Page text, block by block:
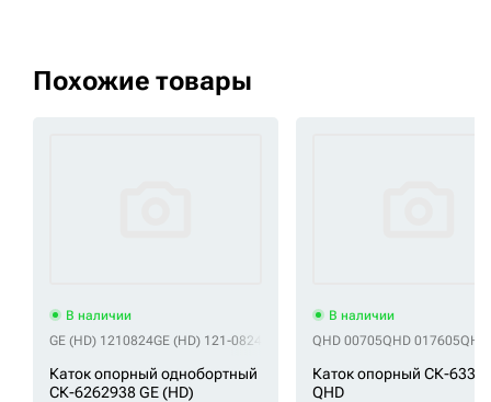
Похожие товары
В наличии
GE (HD) 1210824GE (HD) 121-0824 GE (HD) 2-2967GE (HD) 3104912GE
Каток опорный однобортный
СК-6262938 GE (HD)
В наличии
QHD 00705QHD 017605
Каток опорный СК-
QHD